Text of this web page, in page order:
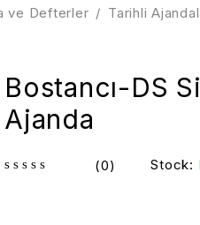
ve Defterler / Tarihli
Bostancı-DS
Ajanda
(0) Stock: